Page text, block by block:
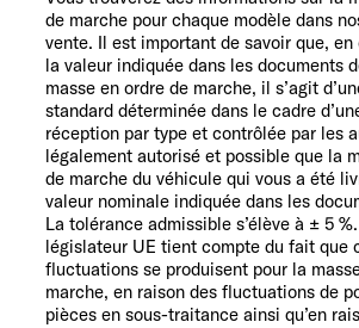
de marche pour chaque modèle dans
vente. Il est important de savoir que,
la valeur indiquée dans les documents
masse en ordre de marche, il s’agit
standard déterminée dans le cadre
réception par type et contrôlée par les
légalement autorisé et possible que la
de marche du véhicule qui vous a été
valeur nominale indiquée dans les
La tolérance admissible s’élève à ± 5
législateur UE tient compte du fait que
fluctuations se produisent pour la
marche, en raison des fluctuations de
pièces en sous-traitance ainsi qu’en